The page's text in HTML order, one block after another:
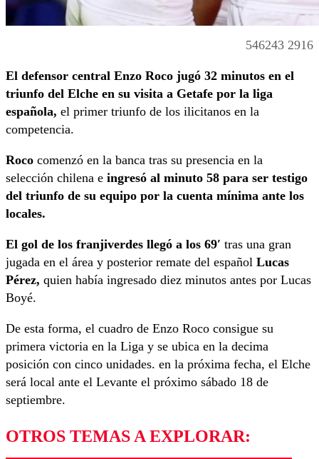
546243 2916
El defensor central Enzo Roco jugó 32 minutos en el
triunfo del Elche en su visita a Getafe por la liga
española, el primer triunfo de los ilicitanos en la
competencia.
Roco comenzó en la banca tras su presencia en la
selección chilena e ingresó al minuto 58 para ser testigo
del triunfo de su equipo por la cuenta mínima ante los
locales.
El gol de los franjiverdes llegó a los 69′ tras una gran
jugada en el área y posterior remate del español Lucas
Pérez, quien había ingresado diez minutos antes por Lucas
Boyé.
De esta forma, el cuadro de Enzo Roco consigue su
primera victoria en la Liga y se ubica en la decima
posición con cinco unidades. en la próxima fecha, el Elche
será local ante el Levante el próximo sábado 18 de
septiembre.
OTROS TEMAS A EXPLORAR: